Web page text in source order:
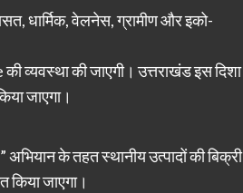
धार्मिक, वेलनेस, ग्रामीण और इको-
की जाएगी। उत्तराखंड इस दिशा
जाएगा।
के तहत स्थानीय उत्पादों की बिक्री
किया जाएगा।